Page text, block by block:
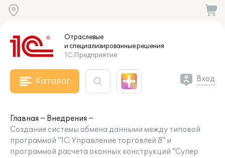
Отраслевые
и специализированныерешения
1С:Предприятие
Каталог Вход
Главная
Внедрения
Создание системы обмена данными между типовой
программой "1С:Управление торговлей 8" и
программой расчета оконных конструкций "Супер